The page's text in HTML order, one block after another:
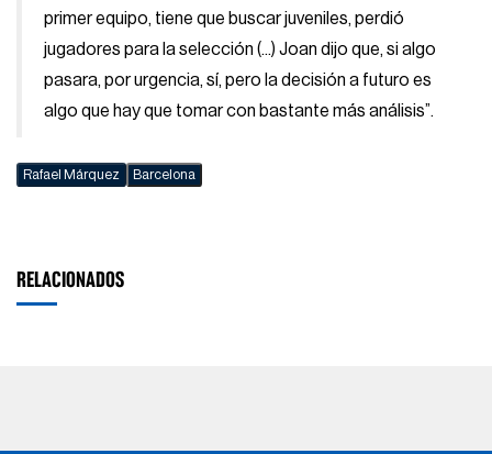
primer equipo, tiene que buscar juveniles, perdió
jugadores para la selección (...) Joan dijo que, si algo
pasara, por urgencia, sí, pero la decisión a futuro es
algo que hay que tomar con bastante más análisis”.
Rafael Márquez Barcelona
RELACIONADOS